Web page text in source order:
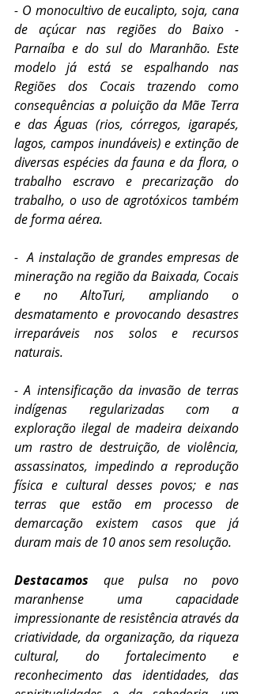
- O monocultivo de eucalipto, soja, cana
de açúcar nas regiões do Baixo ­
Parnaíba e do sul do Maranhão. Este
modelo já está se espalhando nas
Regiões dos Cocais trazendo como
consequências a poluição da Mãe Terra
e das Águas (rios, córregos, igarapés,
lagos, campos inundáveis) e extinção de
diversas espécies da fauna e da flora, o
trabalho escravo e precarização do
trabalho, o uso de agrotóxicos também
de forma aérea.
-  A instalação de grandes empresas de
mineração na região da Baixada, Cocais
e no Alto­Turi, ampliando o
desmatamento e provocando desastres
irreparáveis nos solos e recursos
naturais.
- A intensificação da invasão de terras
indígenas regularizadas com a
exploração ilegal de madeira deixando
um rastro de destruição, de violência,
assassinatos, impedindo a reprodução
física e cultural desses povos; e nas
terras que estão em processo de
demarcação existem casos que já
duram mais de 10 anos sem resolução.
Destacamos que pulsa no povo
maranhense uma capacidade
impressionante de resistência através da
criatividade, da organização, da riqueza
cultural, do fortalecimento e
reconhecimento das identidades, das